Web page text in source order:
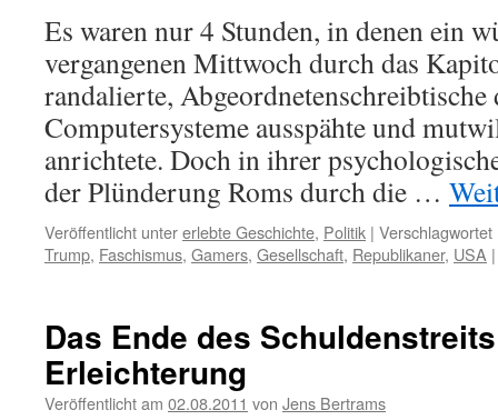
Es waren nur 4 Stunden, in denen ein
vergangenen Mittwoch durch das
randalierte, Abgeordnetenschreibtische
Computersysteme ausspähte und
anrichtete. Doch in ihrer
der Plünderung Roms durch die …
Veröffentlicht untererlebte Geschichte, Politik | Verschlagwortet
Trump, Faschismus, Gamers, Gesellschaft, Republikaner, USA |
Das Ende des
Erleichterung
Veröffentlicht am 02.08.2011 von Jens Bertrams